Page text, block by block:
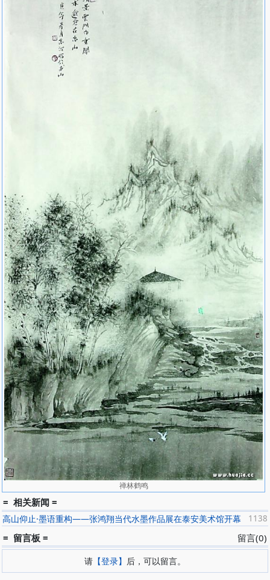
禅林鹤鸣
= 相关新闻 =
1138
高山仰止·墨语重构——张鸿翔当代水墨作品展在泰安美术馆开幕
留言(0)
= 留言板 =
请 【登录】 后，可以留言。